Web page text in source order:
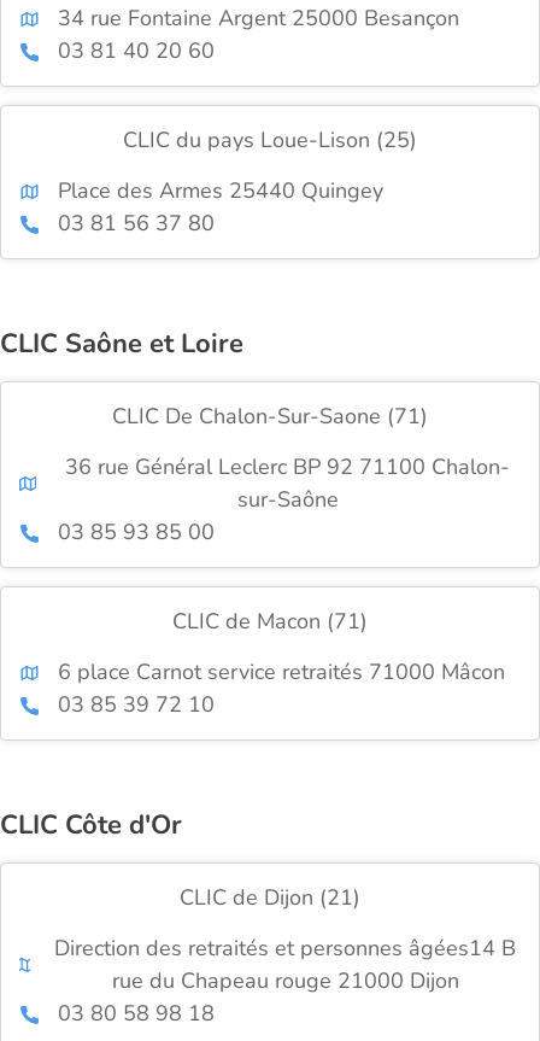
34 rue Fontaine Argent 25000 Besançon
03 81 40 20 60
CLIC du pays Loue-Lison (25)
Place des Armes 25440 Quingey
03 81 56 37 80
CLIC Saône et Loire
CLIC De Chalon-Sur-Saone (71)
36 rue Général Leclerc BP 92 71100 Chalon-
sur-Saône
03 85 93 85 00
CLIC de Macon (71)
6 place Carnot service retraités 71000 Mâcon
03 85 39 72 10
CLIC Côte d'Or
CLIC de Dijon (21)
Direction des retraités et personnes âgées14 B
rue du Chapeau rouge 21000 Dijon
03 80 58 98 18